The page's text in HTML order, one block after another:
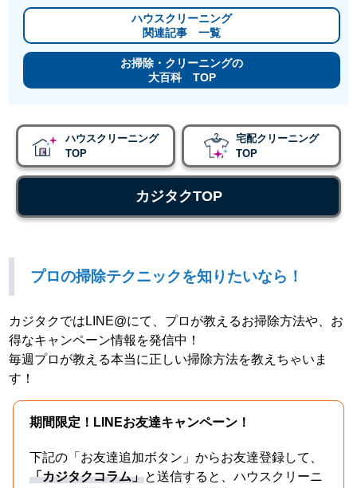
ハウスクリーニング
関連記事 一覧
お掃除・クリーニングの
大百科 TOP
ハウスクリーニング
TOP
宅配クリーニング
TOP
カジタクTOP
プロの掃除テクニックを知りたいなら！
カジタクではLINE@にて、プロが教えるお掃除方法や、お
得なキャンペーン情報を発信中！
毎週プロが教える本当に正しい掃除方法を教えちゃいま
す！
期間限定！LINEお友達キャンペーン！
下記の「お友達追加ボタン」からお友達登録して、
「カジタクコラム」と送信すると、ハウスクリーニ